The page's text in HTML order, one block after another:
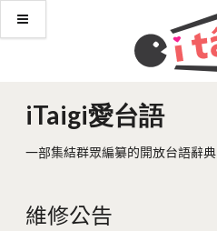
iTaigi愛台語
一部集結群眾編纂的開放台語辭典
維修公告